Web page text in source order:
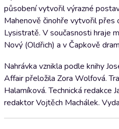
působení vytvořil výrazné
Mahenově činohře vytvořil
Lysistratě. V současnosti hraje
Nový (Oldřich) a v Čapkově
Nahrávka vznikla podle knihy
Affair přeložila Zora Wolfová.
Halamíková. Technická redakce
redaktor Vojtěch Machálek.